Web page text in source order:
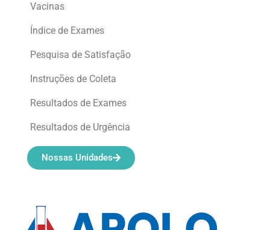
Vacinas
Índice de Exames
Pesquisa de Satisfação
Instruções de Coleta
Resultados de Exames
Resultados de Urgência
Nossas Unidades